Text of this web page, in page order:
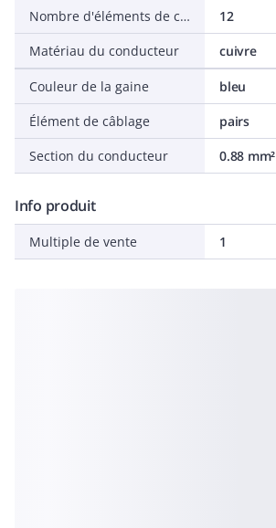
Nombre d'éléments de câblage
12
Matériau du conducteur
cuivre
Couleur de la gaine
bleu
Élément de câblage
pairs
Section du conducteur
0.88 mm²
Info produit
Multiple de vente 1